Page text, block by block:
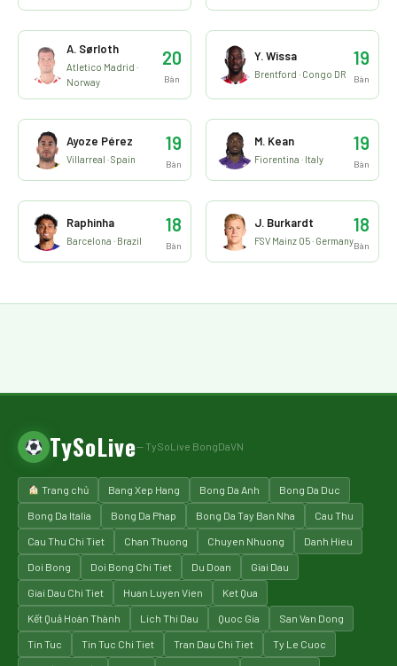
A. Sørloth
Atletico Madrid ·
Norway
20
Bàn
Y. Wissa
Brentford · Congo DR
19
Bàn
Ayoze Pérez
Villarreal · Spain
19
Bàn
M. Kean
Fiorentina · Italy
19
Bàn
Raphinha
Barcelona · Brazil
18
Bàn
J. Burkardt
FSV Mainz 05 · Germany
18
Bàn
TySoLive— TySoLive BongDaVN
Trang chủ Bang Xep Hang Bong Da Anh Bong Da Duc
Bong Da Italia Bong Da Phap Bong Da Tay Ban Nha Cau Thu
Cau Thu Chi Tiet Chan Thuong Chuyen Nhuong Danh Hieu
Doi Bong Doi Bong Chi Tiet Du Doan Giai Dau
Giai Dau Chi Tiet Huan Luyen Vien Ket Qua
Kết Quả Hoàn Thành Lich Thi Dau Quoc Gia San Van Dong
Tin Tuc Tin Tuc Chi Tiet Tran Dau Chi Tiet Ty Le Cuoc